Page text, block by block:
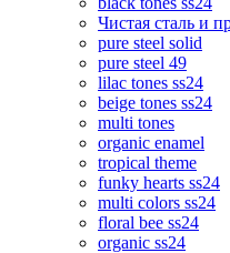
Чистая сталь и
pure steel solid
pure steel 49
lilac tones ss24
beige tones ss24
multi tones
organic enamel
tropical theme
funky hearts ss24
multi colors ss24
floral bee ss24
organic ss24